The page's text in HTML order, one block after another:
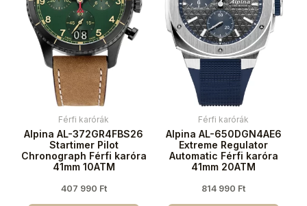
Férfi karórák
Alpina AL-372GR4FBS26
Startimer Pilot
Chronograph Férfi karóra
41mm 10ATM
407 990 Ft
Férfi karórák
Alpina AL-650DGN4AE6
Extreme Regulator
Automatic Férfi karóra
41mm 20ATM
814 990 Ft